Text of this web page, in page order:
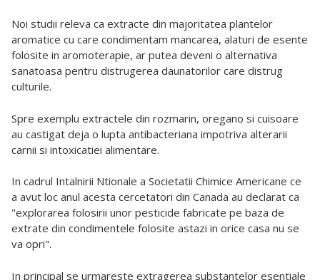
Noi studii releva ca extracte din majoritatea plantelor
aromatice cu care condimentam mancarea, alaturi de esente
folosite in aromoterapie, ar putea deveni o alternativa
sanatoasa pentru distrugerea daunatorilor care distrug
culturile.
Spre exemplu extractele din rozmarin, oregano si cuisoare
au castigat deja o lupta antibacteriana impotriva alterarii
carnii si intoxicatiei alimentare.
In cadrul Intalnirii Ntionale a Societatii Chimice Americane ce
a avut loc anul acesta cercetatori din Canada au declarat ca
"explorarea folosirii unor pesticide fabricate pe baza de
extrate din condimentele folosite astazi in orice casa nu se
va opri".
In principal se urmareste extragerea substantelor esentiale